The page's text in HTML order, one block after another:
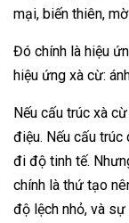
mại, biến thiên,
Đó chính là hiệu
hiệu ứng xà cừ:
Nếu cấu trúc xà
điệu. Nếu cấu trúc
đi độ tinh tế.
chính là thứ tạo
độ lệch nhỏ, và sự